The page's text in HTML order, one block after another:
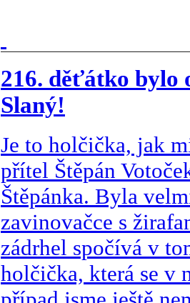
216. děťátko bylo
Slaný!
Je to holčička, jak
přítel Štěpán
Štěpánka. Byla
zavinovačce s
zádrhel spočívá v
holčička, která se v